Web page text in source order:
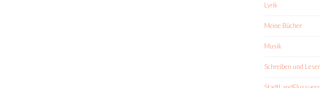
Lyrik
Meine Bücher
Musik
Schreiben und